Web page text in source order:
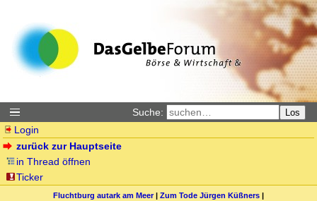
Suche: Los
Login
zurück zur Hauptseite
in Thread öffnen
Ticker
Fluchtburg autark am Meer| Zum Tode Jürgen Küßners |